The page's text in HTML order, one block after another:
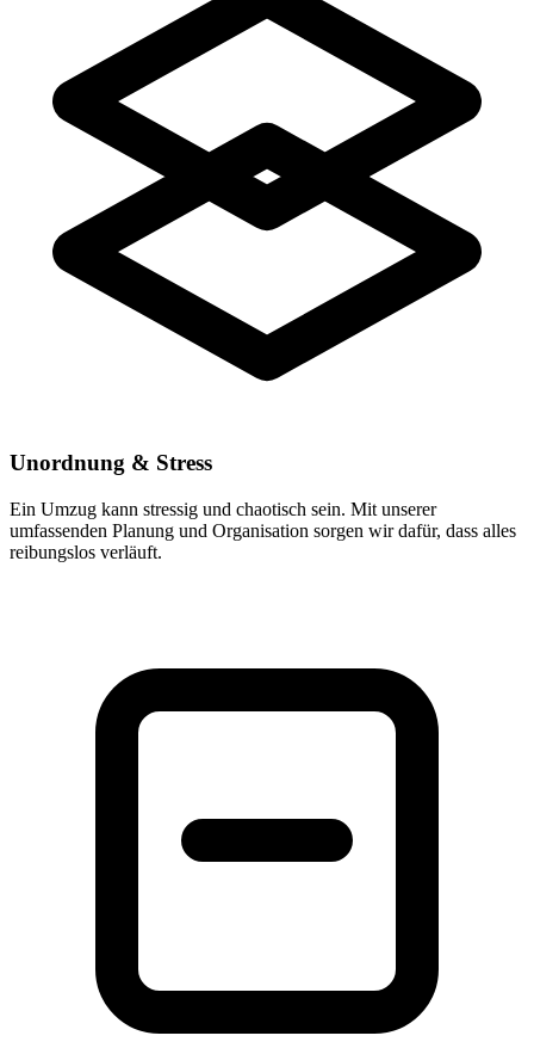
Unordnung & Stress
Ein Umzug kann stressig und chaotisch sein. Mit unserer
umfassenden Planung und Organisation sorgen wir dafür, dass alles
reibungslos verläuft.